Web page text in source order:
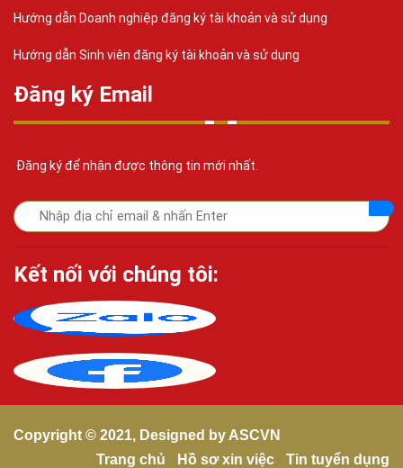
Hướng dẫn Doanh nghiệp đăng ký tài khoản và sử dụng
Hướng dẫn Sinh viên đăng ký tài khoản và sử dụng
Đăng ký Email
Đăng ký để nhận được thông tin mới nhất.
Kết nối với chúng tôi:
Copyright © 2021, Designed by ASCVN
Trang chủ
Hồ sơ xin việc
Tin tuyển dụng